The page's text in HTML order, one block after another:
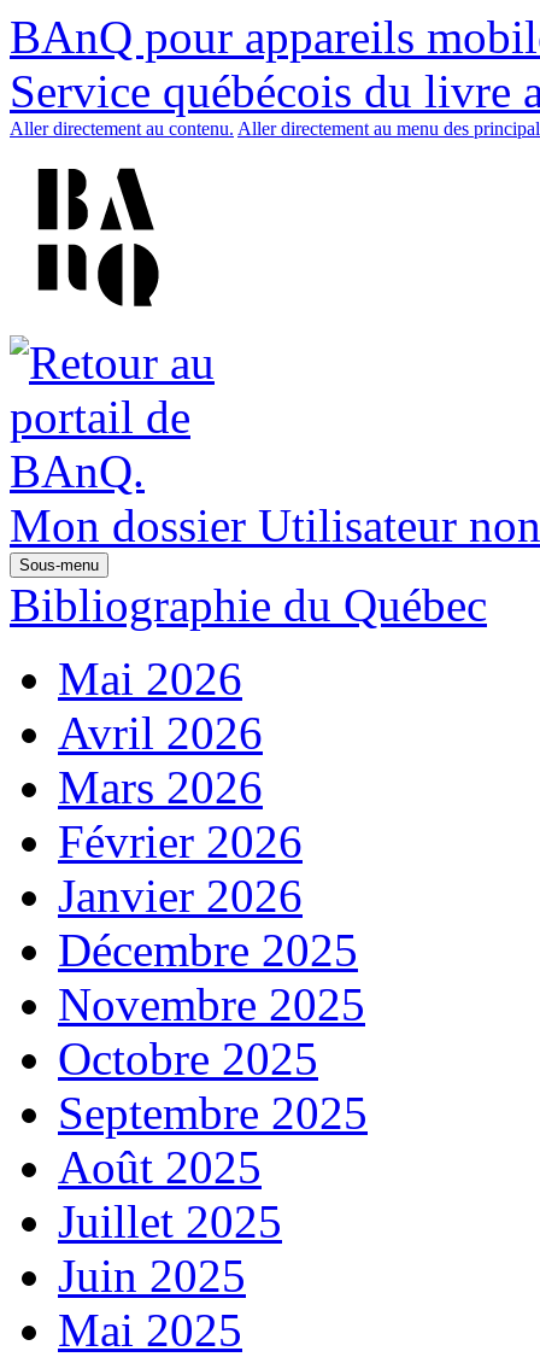
BAnQ pour appareils
Service québécois du livre
Aller directement au contenu. Aller directement au menu des
Mon dossier Utilisateur
Sous-menu
Bibliographie du Québec
Mai 2026
Avril 2026
Mars 2026
Février 2026
Janvier 2026
Décembre 2025
Novembre 2025
Octobre 2025
Septembre 2025
Août 2025
Juillet 2025
Juin 2025
Mai 2025